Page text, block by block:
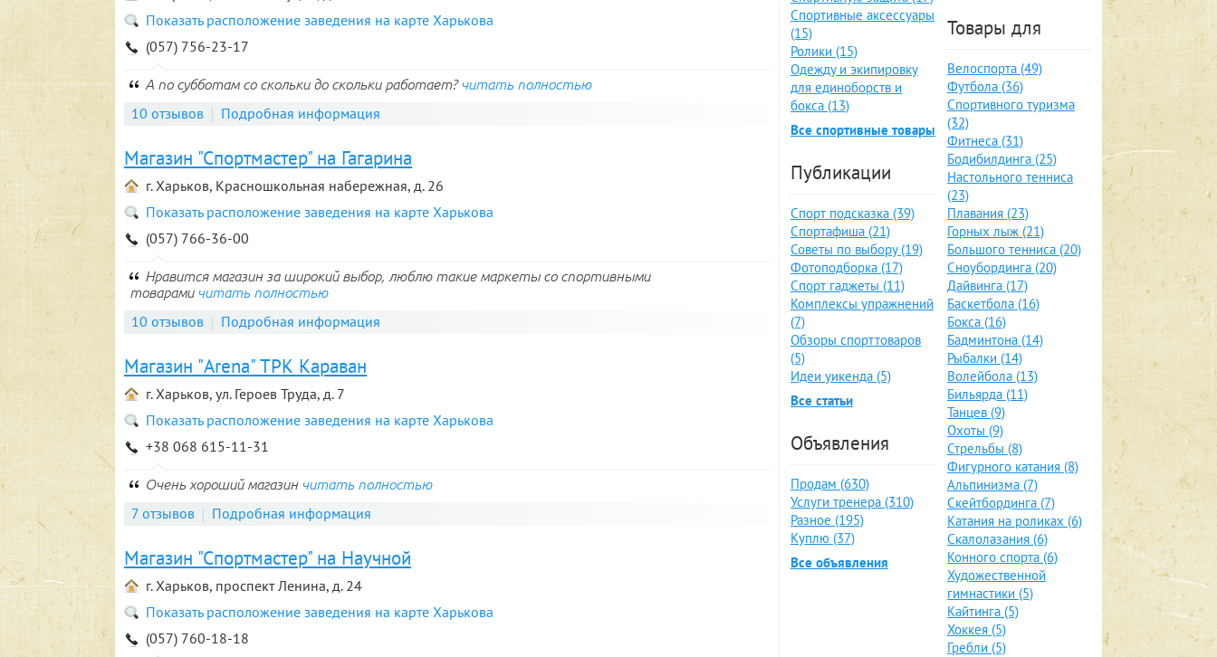
Показать расположение заведения на карте Харькова
(057) 756-23-17
А по субботам со скольки до скольки работает? читать полностью
10 отзывов Подробная информация
Магазин "Спортмастер" на Гагарина
г. Харьков, Красношкольная набережная, д. 26
Показать расположение заведения на карте Харькова
(057) 766-36-00
Нравится магазин за широкий выбор, люблю такие маркеты со спортивными
товарами читать полностью
10 отзывов Подробная информация
Магазин "Arena" ТРК Караван
г. Харьков, ул. Героев Труда, д. 7
Показать расположение заведения на карте Харькова
+38 068 615-11-31
Очень хороший магазин читать полностью
7 отзывов Подробная информация
Магазин "Спортмастер" на Научной
г. Харьков, проспект Ленина, д. 24
Показать расположение заведения на карте Харькова
(057) 760-18-18
Спортивные аксессуары
(15)
Ролики (15)
Одежду и экипировку
для единоборств и
бокса (13)
Все спортивные товары
Публикации
Спорт подсказка (39)
Спортафиша (21)
Советы по выбору (19)
Фотоподборка (17)
Спорт гаджеты (11)
Комплексы упражнений
(7)
Обзоры спорттоваров
(5)
Идеи уикенда (5)
Все статьи
Объявления
Продам (630)
Услуги тренера (310)
Разное (195)
Куплю (37)
Все объявления
Товары для
Велоспорта (49)
Футбола (36)
Спортивного туризма
(32)
Фитнеса (31)
Бодибилдинга (25)
Настольного тенниса
(23)
Плавания (23)
Горных лыж (21)
Большого тенниса (20)
Сноубординга (20)
Дайвинга (17)
Баскетбола (16)
Бокса (16)
Бадминтона (14)
Рыбалки (14)
Волейбола (13)
Бильярда (11)
Танцев (9)
Охоты (9)
Стрельбы (8)
Фигурного катания (8)
Альпинизма (7)
Скейтбординга (7)
Катания на роликах (6)
Скалолазания (6)
Конного спорта (6)
Художественной
гимнастики (5)
Кайтинга (5)
Хоккея (5)
Гребли (5)